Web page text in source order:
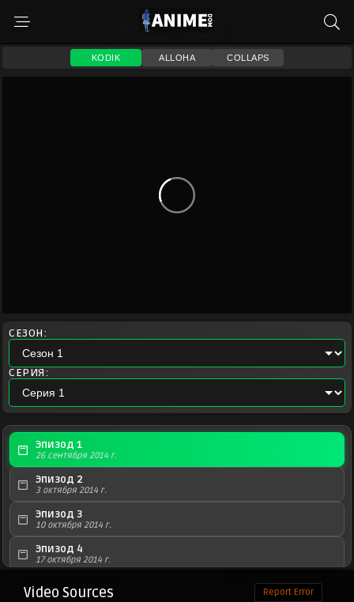
KODIK ALLOHA COLLAPS
СЕЗОН:
СЕРИЯ:
Эпизод 1
26 сентября 2014 г.
Эпизод 2
3 октября 2014 г.
Эпизод 3
10 октября 2014 г.
Эпизод 4
17 октября 2014 г.
Эпизод 5
24 октября 2014 г.
Video Sources Report Error